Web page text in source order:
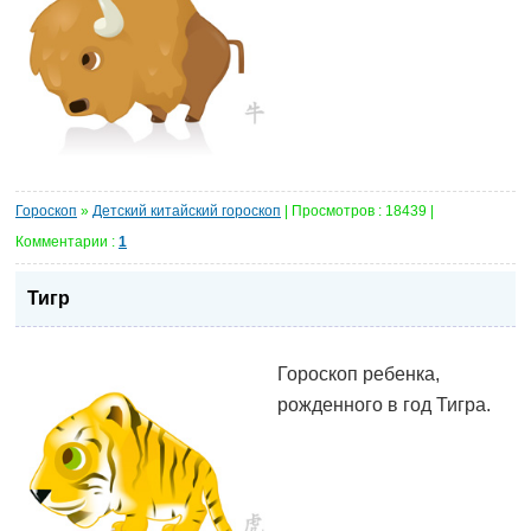
Гороскоп » Детский китайский гороскоп | Просмотров : 18439 |
Комментарии : 1
Тигр
Гороскоп ребенка,
рожденного в год Тигра.